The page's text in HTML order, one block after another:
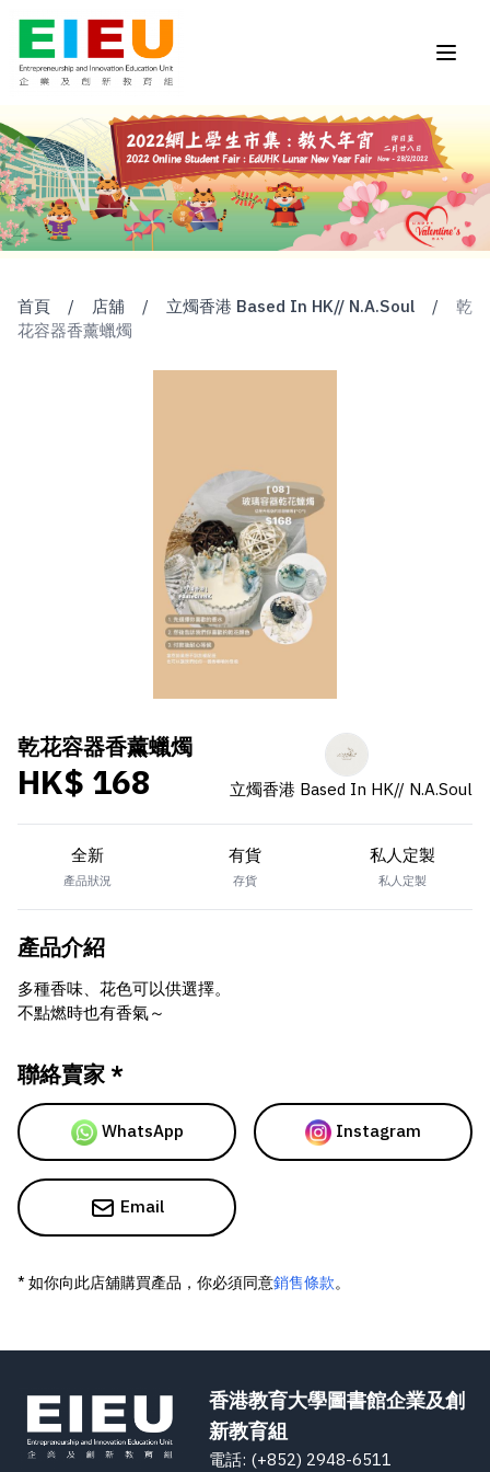
首頁 / 店舖 / 立燭香港 Based In HK// N.A.Soul /
乾
花容器香薰蠟燭
乾花容器香薰蠟燭
HK$ 168 立燭香港 Based In HK// N.A.Soul
全新
產品狀況
有貨
存貨
私人定製
私人定製
產品介紹
多種香味、花色可以供選擇。
不點燃時也有香氣～
聯絡賣家 *
WhatsApp Instagram
Email
* 如你向此店舖購買產品，你必須同意銷售條款。
香港教育大學圖書館企業及創
新教育組
電話: (+852) 2948-6511